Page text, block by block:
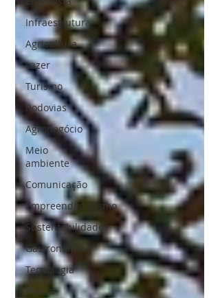
Infraestrutura
Agricultura
Lazer
Turismo
Rodovias
Agronegócio
Meio
ambiente
Comunicação
Empreendedorismo
Sustentabilidade
Gastronomia
Tecnologia
Polícia